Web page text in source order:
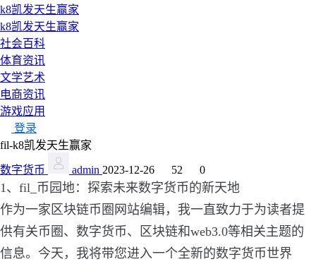
k8凯发天生赢家
k8凯发天生赢家
社会百科
体育资讯
文学艺术
电商资讯
游戏应用
登录
fil-k8凯发天生赢家
数字货币 admin 2023-12-26 52 0
1、fil_币园地：探索未来数字货币的新天地
作为一家区块链币圈网站编辑，我一直致力于为读者提
供有关币圈、数字货币、区块链和web3.0等相关主题的
信息。今天，我将带您进入一个全新的数字货币世界